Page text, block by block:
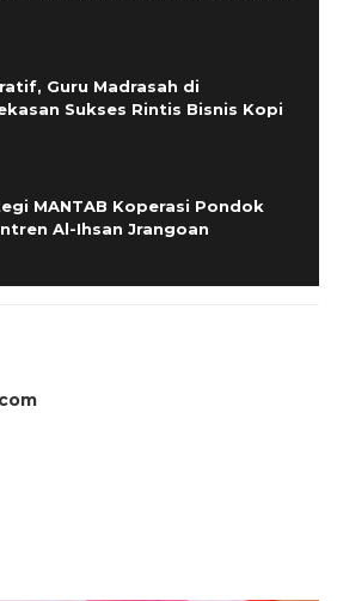
Guru Madrasah di
Sukses Rintis Bisnis Kopi
MANTAB Koperasi Pondok
Al-Ihsan Jrangoan